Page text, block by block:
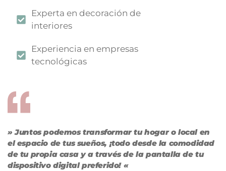
Experta en decoración de
interiores
Experiencia en empresas
tecnológicas
» Juntos podemos transformar tu hogar o local en
el espacio de tus sueños, ¡todo desde la comodidad
de tu propia casa y a través de la pantalla de tu
dispositivo digital preferido! «